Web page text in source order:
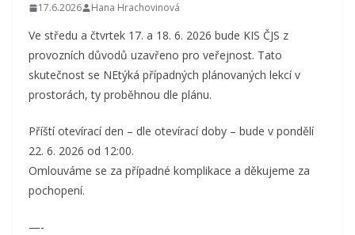
17.6.2026 Hana Hrachovinová
Ve středu a čtvrtek 17. a 18. 6. 2026 bude KIS ČJS z
provozních důvodů uzavřeno pro veřejnost. Tato
skutečnost se NEtýká případných plánovaných lekcí v
prostorách, ty proběhnou dle plánu.
Příští otevírací den – dle otevírací doby – bude v pondělí
22. 6. 2026 od 12:00.
Omlouváme se za případné komplikace a děkujeme za
pochopení.
—-